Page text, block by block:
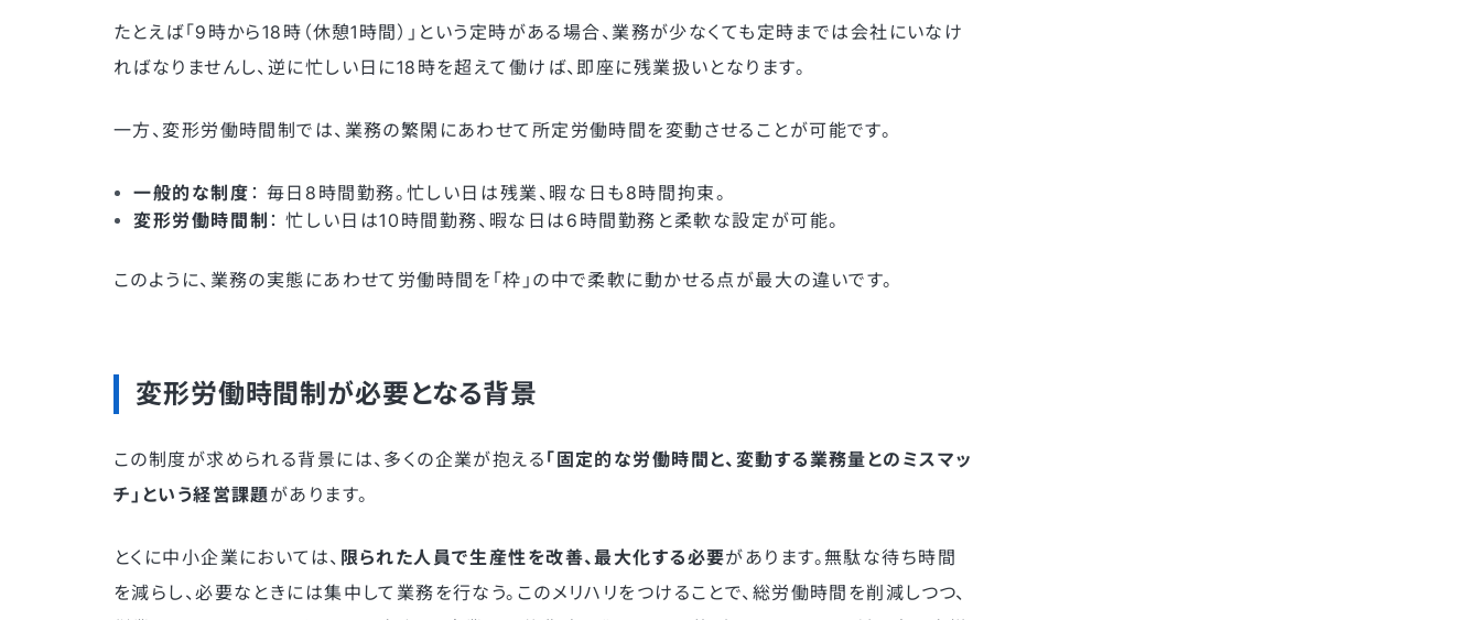
たとえば「9時から18時（休憩1時間）」という定時がある場合、業務が少なくても定時までは会社にいなけ
ればなりませんし、逆に忙しい日に18時を超えて働けば、即座に残業扱いとなります。
一方、変形労働時間制では、業務の繁閑にあわせて所定労働時間を変動させることが可能です。
一般的な制度 ： 毎日8時間勤務。忙しい日は残業、暇な日も8時間拘束。
変形労働時間制 ： 忙しい日は10時間勤務、暇な日は6時間勤務と柔軟な設定が可能。
このように、業務の実態にあわせて労働時間を「枠」の中で柔軟に動かせる点が最大の違いです。
変形労働時間制が必要となる背景
この制度が求められる背景には、多くの企業が抱える 「固定的な労働時間と、変動する業務量とのミスマッ
チ」という経営課題があります。
とくに中小企業においては、 限られた人員で生産性を改善、最大化する必要があります。無駄な待ち時間
を減らし、必要なときには集中して業務を行なう。このメリハリをつけることで、総労働時間を削減しつつ、